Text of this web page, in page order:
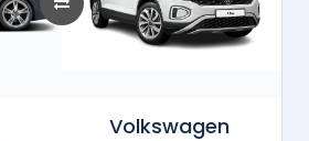
Volkswagen